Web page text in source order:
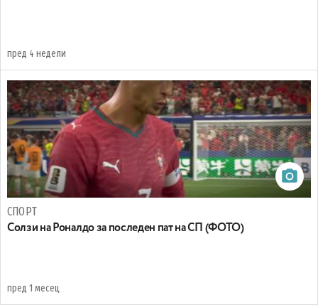
пред 4 недели
СПОРТ
Солзи на Роналдо за последен пат на СП (ФОТО)
пред 1 месец